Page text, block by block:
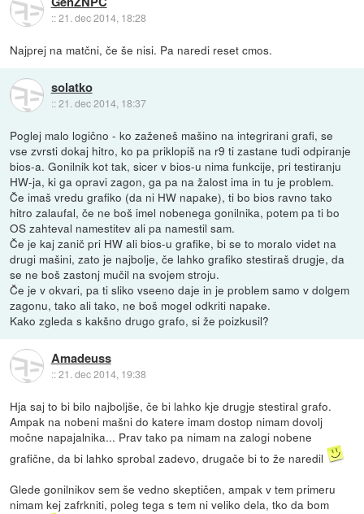
::21. dec 2014, 18:28
Najprej na matčni, če še nisi. Pa naredi reset cmos.
solatko
::21. dec 2014, 18:37
Poglej malo logično - ko zaženeš mašino na integrirani grafi, se
vse zvrsti dokaj hitro, ko pa priklopiš na r9 ti zastane tudi odpiranje
bios-a. Gonilnik kot tak, sicer v bios-u nima funkcije, pri testiranju
HW-ja, ki ga opravi zagon, ga pa na žalost ima in tu je problem.
Če imaš vredu grafiko (da ni HW napake), ti bo bios ravno tako
hitro zalaufal, če ne boš imel nobenega gonilnika, potem pa ti bo
OS zahteval namestitev ali pa namestil sam.
Če je kaj zanič pri HW ali bios-u grafike, bi se to moralo videt na
drugi mašini, zato je najbolje, če lahko grafiko stestiraš drugje, da
se ne boš zastonj mučil na svojem stroju.
Če je v okvari, pa ti sliko vseeno daje in je problem samo v dolgem
zagonu, tako ali tako, ne boš mogel odkriti napake.
Kako zgleda s kakšno drugo grafo, si že poizkusil?
Amadeuss
::21. dec 2014, 19:38
Hja saj to bi bilo najboljše, če bi lahko kje drugje stestiral grafo.
Ampak na nobeni mašni do katere imam dostop nimam dovolj
močne napajalnika... Prav tako pa nimam na zalogi nobene
grafične, da bi lahko sprobal zadevo, drugače bi to že naredil
Glede gonilnikov sem še vedno skeptičen, ampak v tem primeru
nimam kej zafrkniti, poleg tega s tem ni veliko dela, tko da bom